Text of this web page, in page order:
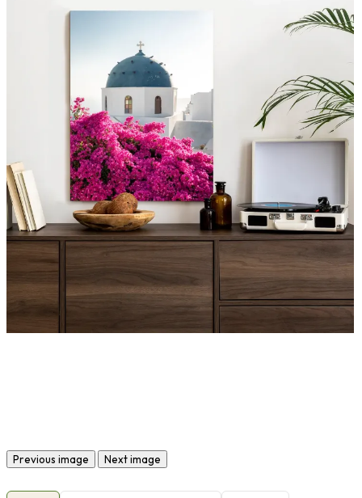
Previous image Next image